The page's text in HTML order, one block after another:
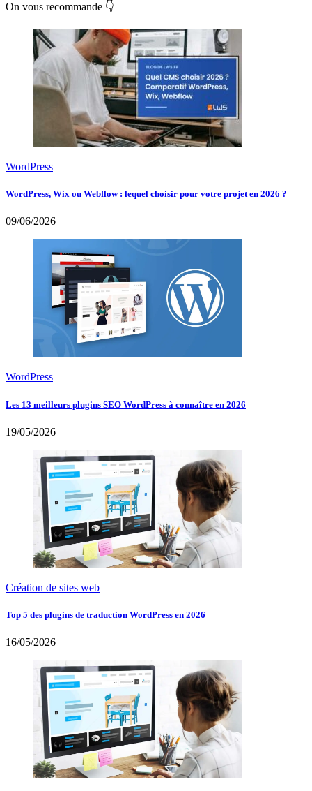
On vous recommande 👇
WordPress
WordPress, Wix ou Webflow : lequel choisir pour votre projet en 2026 ?
09/06/2026
WordPress
Les 13 meilleurs plugins SEO WordPress à connaître en 2026
19/05/2026
Création de sites web
Top 5 des plugins de traduction WordPress en 2026
16/05/2026